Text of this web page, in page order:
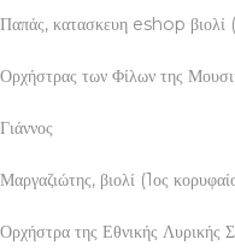
Παπάς, κατασκευη eshop βιολί
Ορχήστρας των Φίλων της
Γιάννος
Μαργαζιώτης, βιολί (1ος
Ορχήστρα της Εθνικής Λυρικής